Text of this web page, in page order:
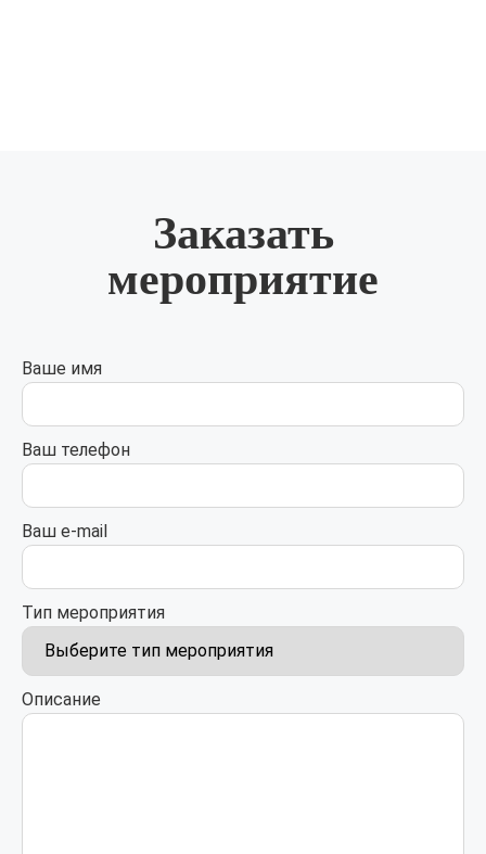
Заказать
мероприятие
Ваше имя
Ваш телефон
Ваш e-mail
Тип мероприятия
Описание